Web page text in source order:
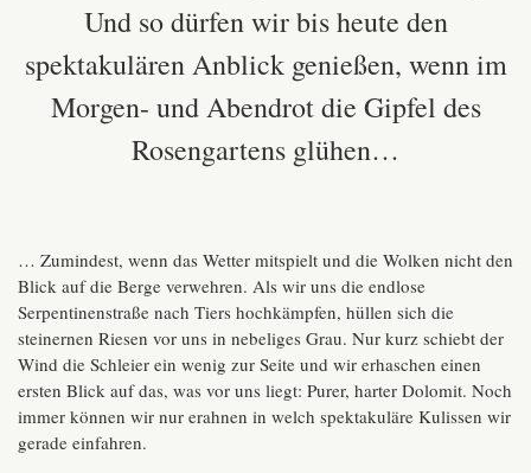
Und so dürfen wir bis heute den
spektakulären Anblick genießen, wenn im
Morgen- und Abendrot die Gipfel des
Rosengartens glühen…
… Zumindest, wenn das Wetter mitspielt und die Wolken nicht den
Blick auf die Berge verwehren. Als wir uns die endlose
Serpentinenstraße nach Tiers hochkämpfen, hüllen sich die
steinernen Riesen vor uns in nebeliges Grau. Nur kurz schiebt der
Wind die Schleier ein wenig zur Seite und wir erhaschen einen
ersten Blick auf das, was vor uns liegt: Purer, harter Dolomit. Noch
immer können wir nur erahnen in welch spektakuläre Kulissen wir
gerade einfahren.